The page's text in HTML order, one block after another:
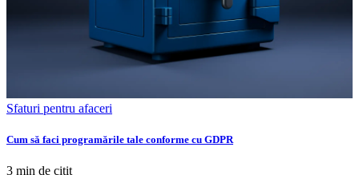
Sfaturi pentru afaceri
Cum să faci programările tale conforme cu GDPR
3 min de citit